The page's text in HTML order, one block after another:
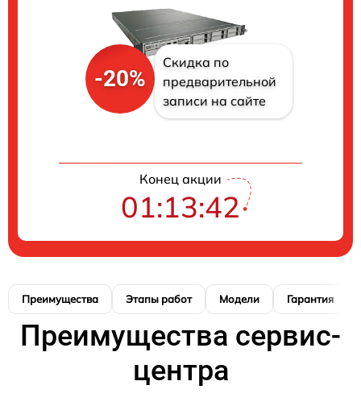
-20%
Скидка по
предварительной
записи на сайте
Конец акции
01:13:41
Преимущества Этапы работ Модели Гарантия
Преимущества сервис-
центра